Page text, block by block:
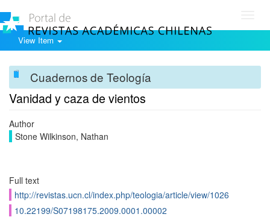
View Item
Cuadernos de Teología
Vanidad y caza de vientos
Author
Stone Wilkinson, Nathan
Full text
http://revistas.ucn.cl/index.php/teologia/article/view/1026
10.22199/S07198175.2009.0001.00002